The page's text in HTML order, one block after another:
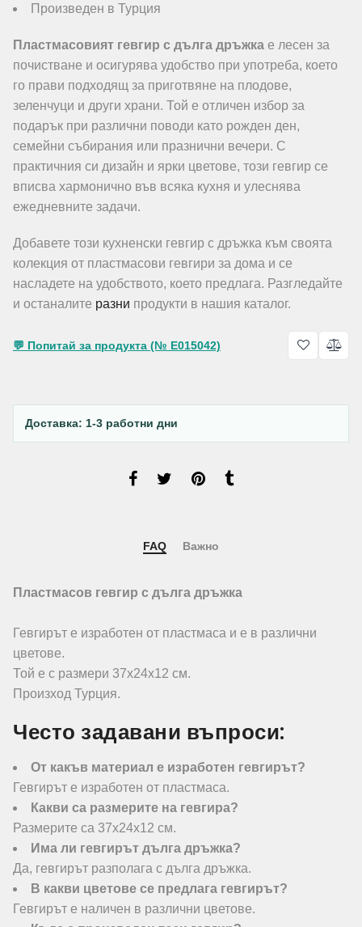
Произведен в Турция
Пластмасовият гевгир с дълга дръжка е лесен за
почистване и осигурява удобство при употреба, което
го прави подходящ за приготвяне на плодове,
зеленчуци и други храни. Той е отличен избор за
подарък при различни поводи като рожден ден,
семейни събирания или празнични вечери. С
практичния си дизайн и ярки цветове, този гевгир се
вписва хармонично във всяка кухня и улеснява
ежедневните задачи.
Добавете този кухненски гевгир с дръжка към своята
колекция от пластмасови гевгири за дома и се
насладете на удобството, което предлага. Разгледайте
и останалите разни продукти в нашия каталог.
💬 Попитай за продукта (№ E015042)
Доставка: 1-3 работни дни
FAQ Важно
Пластмасов гевгир с дълга дръжка
Гевгирът е изработен от пластмаса и е в различни
цветове.
Той е с размери 37х24х12 см.
Произход Турция.
Често задавани въпроси:
От какъв материал е изработен гевгирът?
Гевгирът е изработен от пластмаса.
Какви са размерите на гевгира?
Размерите са 37х24х12 см.
Има ли гевгирът дълга дръжка?
Да, гевгирът разполага с дълга дръжка.
В какви цветове се предлага гевгирът?
Гевгирът е наличен в различни цветове.